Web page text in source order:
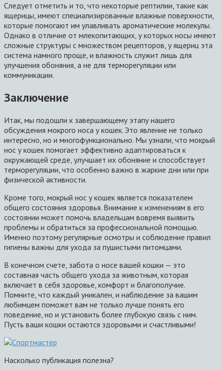
Следует отметить и то, что некоторые рептилии, такие как
ящерицы, имеют специализированные влажные поверхности,
которые помогают им улавливать ароматические молекулы.
Однако в отличие от млекопитающих, у которых носы имеют
сложные структуры с множеством рецепторов, у ящериц эта
система намного проще, и влажность служит лишь для
улучшения обоняния, а не для терморегуляции или
коммуникации.
Заключение
Итак, мы подошли к завершающему этапу нашего
обсуждения мокрого носа у кошек. Это явление не только
интересно, но и многофункционально. Мы узнали, что мокрый
нос у кошек помогает эффективно адаптироваться к
окружающей среде, улучшает их обоняние и способствует
терморегуляции, что особенно важно в жаркие дни или при
физической активности.
Кроме того, мокрый нос у кошек является показателем
общего состояния здоровья. Внимание к изменениям в его
состоянии может помочь владельцам вовремя выявить
проблемы и обратиться за профессиональной помощью.
Именно поэтому регулярные осмотры и соблюдение правил
гигиены важны для ухода за пушистыми питомцами.
В конечном счете, забота о носе вашей кошки — это
составная часть общего ухода за животным, которая
включает в себя здоровье, комфорт и благополучие.
Помните, что каждый уникален, и наблюдение за вашим
любимцем поможет вам не только лучше понять его
поведение, но и установить более глубокую связь с ним.
Пусть ваши кошки остаются здоровыми и счастливыми!
Насколько публикация полезна?